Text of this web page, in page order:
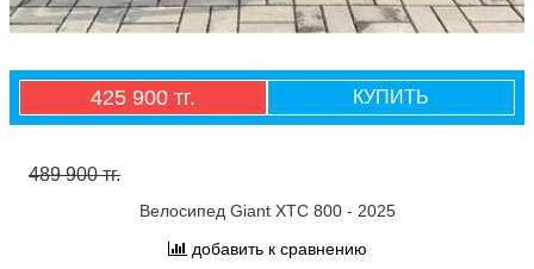
425 900 тг. КУПИТЬ
489 900 тг.
Велосипед Giant XTC 800 - 2025
добавить к сравнению